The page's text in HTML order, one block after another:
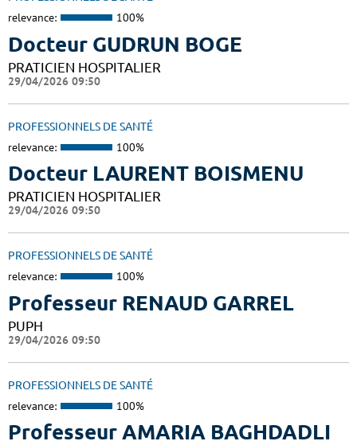
relevance: 100%
Docteur GUDRUN BOGE
PRATICIEN HOSPITALIER
29/04/2026 09:50
PROFESSIONNELS DE SANTÉ
relevance: 100%
Docteur LAURENT BOISMENU
PRATICIEN HOSPITALIER
29/04/2026 09:50
PROFESSIONNELS DE SANTÉ
relevance: 100%
Professeur RENAUD GARREL
PUPH
29/04/2026 09:50
PROFESSIONNELS DE SANTÉ
relevance: 100%
Professeur AMARIA BAGHDADLI